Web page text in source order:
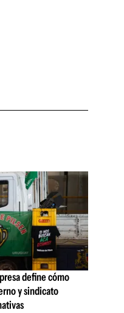
define cómo
y sindicato